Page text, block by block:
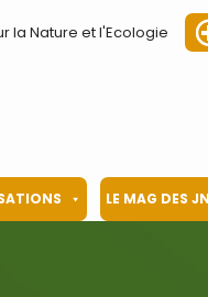
la Nature et l'Ecologie
LE MAG DES